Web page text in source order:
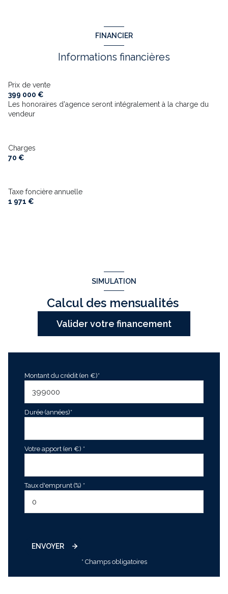
FINANCIER
Informations financières
Prix de vente
399 000 €
Les honoraires d'agence seront intégralement à la charge du
vendeur
Charges
70 €
Taxe foncière annuelle
1 971 €
SIMULATION
Calcul des mensualités
Valider votre financement
Montant du crédit (en €)*
Durée (années)*
Votre apport (en €) *
Taux d'emprunt (%) *
ENVOYER
* Champs obligatoires